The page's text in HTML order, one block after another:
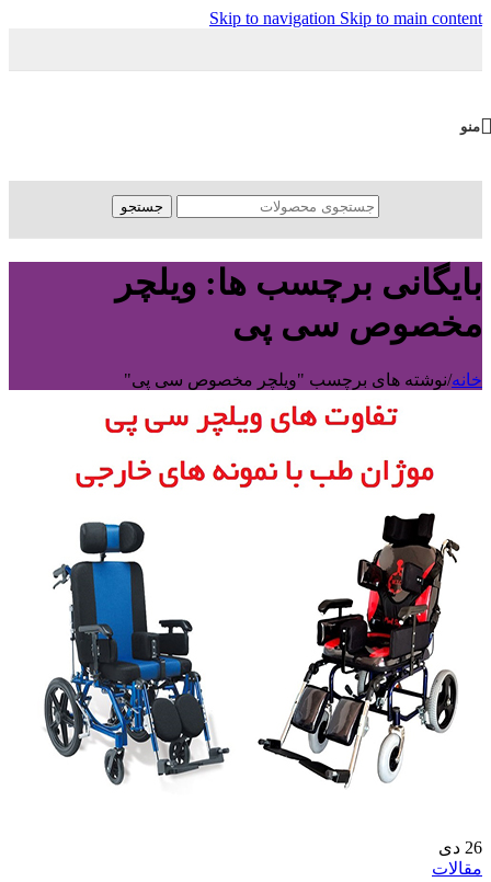
Skip to navigation Skip to main content
منو
جستجو
بایگانی برچسب ها: ویلچر
مخصوص سی پی
خانه/نوشته های برچسب "ویلچر مخصوص سی پی"
26 دی
مقالات